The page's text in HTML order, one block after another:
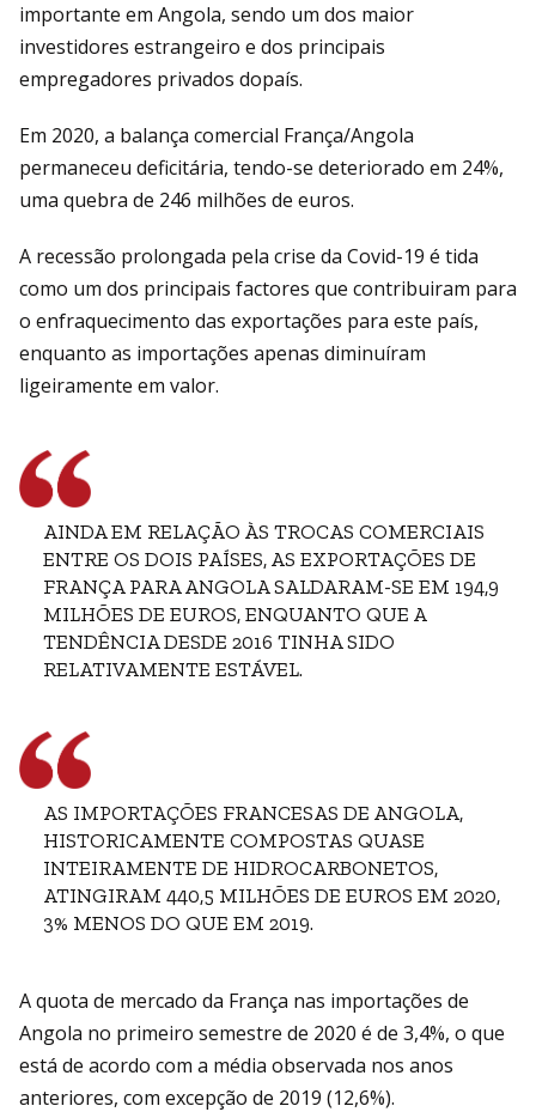
importante em Angola, sendo um dos maior
investidores estrangeiro e dos principais
empregadores privados dopaís.
Em 2020, a balança comercial França/Angola
permaneceu deficitária, tendo-se deteriorado em 24%,
uma quebra de 246 milhões de euros.
A recessão prolongada pela crise da Covid-19 é tida
como um dos principais factores que contribuiram para
o enfraquecimento das exportações para este país,
enquanto as importações apenas diminuíram
ligeiramente em valor.
AINDA EM RELAÇÃO ÀS TROCAS COMERCIAIS
ENTRE OS DOIS PAÍSES, AS EXPORTAÇÕES DE
FRANÇA PARA ANGOLA SALDARAM-SE EM 194,9
MILHÕES DE EUROS, ENQUANTO QUE A
TENDÊNCIA DESDE 2016 TINHA SIDO
RELATIVAMENTE ESTÁVEL.
AS IMPORTAÇÕES FRANCESAS DE ANGOLA,
HISTORICAMENTE COMPOSTAS QUASE
INTEIRAMENTE DE HIDROCARBONETOS,
ATINGIRAM 440,5 MILHÕES DE EUROS EM 2020,
3% MENOS DO QUE EM 2019.
A quota de mercado da França nas importações de
Angola no primeiro semestre de 2020 é de 3,4%, o que
está de acordo com a média observada nos anos
anteriores, com excepção de 2019 (12,6%).